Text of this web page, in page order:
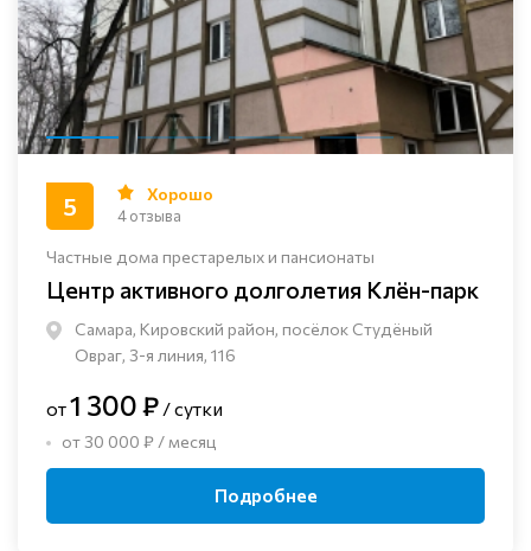
Частные дома престарелых и пансионаты
Центр активного долголетия Клён-парк
Самара, Кировский район, посёлок Студёный
Овраг, 3-я линия, 116
5 Хорошо
4 отзыва
от1 300 ₽ / сутки
от 30 000 ₽ / месяц
Подробнее